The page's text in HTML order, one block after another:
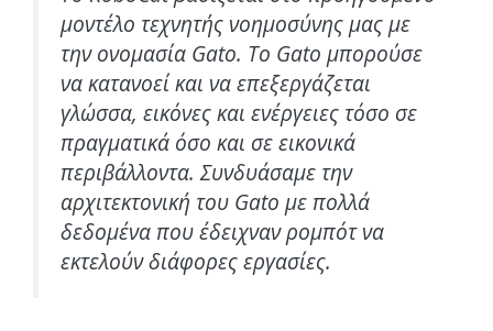
μοντέλο τεχνητής νοημοσύνης μας με
την ονομασία Gato. Το Gato μπορούσε
να κατανοεί και να επεξεργάζεται
γλώσσα, εικόνες και ενέργειες τόσο σε
πραγματικά όσο και σε εικονικά
περιβάλλοντα. Συνδυάσαμε την
αρχιτεκτονική του Gato με πολλά
δεδομένα που έδειχναν ρομπότ να
εκτελούν διάφορες εργασίες.